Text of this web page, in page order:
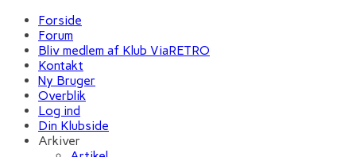
Forside
Forum
Bliv medlem af Klub ViaRETRO
Kontakt
Ny Bruger
Overblik
Log ind
Din Klubside
Arkiver